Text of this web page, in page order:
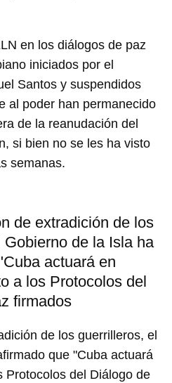
en los diálogos de paz
iniciados por el
Santos y suspendidos
al poder han permanecido
de la reanudación del
si bien no se les ha visto
semanas.
de extradición de los
Gobierno de la Isla ha
actuará en
a los Protocolos del
firmados
de los guerrilleros, el
que "Cuba actuará
Protocolos del Diálogo de